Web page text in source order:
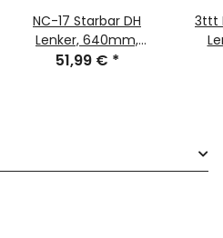
NC-17 Starbar DH
Lenker, 640mm,
25,4mm
51,99 € *
3ttt